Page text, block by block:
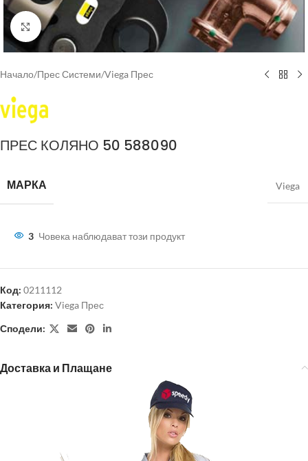
Click to enlarge
Начало/Прес Системи/Viega Прес
ПРЕС КОЛЯНО 50 588090
МАРКА Viega
3 Човека наблюдават този продукт
Код: 0211112
Категория: Viega Прес
Сподели:
Доставка и Плащане